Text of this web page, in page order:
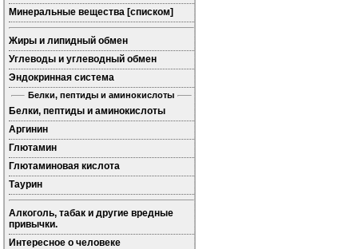
Минеральные вещества [списком]
Жиры и липидный обмен
Углеводы и углеводный обмен
Эндокринная система
Белки, пептиды и аминокислоты
Белки, пептиды и аминокислоты
Аргинин
Глютамин
Глютаминовая кислота
Таурин
Алкоголь, табак и другие вредные
привычки.
Интересное о человеке